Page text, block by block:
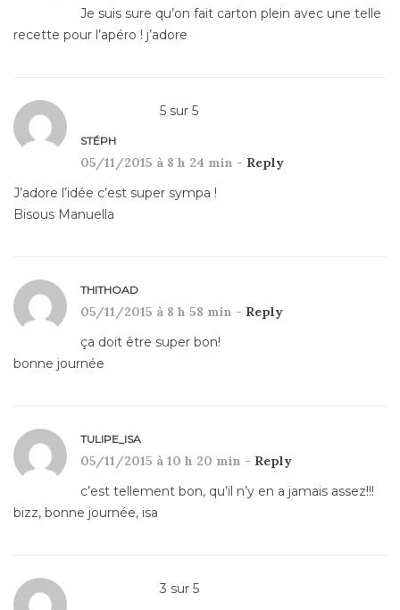
Je suis sure qu’on fait carton plein avec une telle
recette pour l’apéro ! j’adore
5 sur 5
STÉPH
05/11/2015 à 8 h 24 min - Reply
J’adore l’idée c’est super sympa !
Bisous Manuella
THITHOAD
05/11/2015 à 8 h 58 min - Reply
ça doit être super bon!
bonne journée
TULIPE_ISA
05/11/2015 à 10 h 20 min - Reply
c’est tellement bon, qu’il n’y en a jamais assez!!!
bizz, bonne journée, isa
3 sur 5